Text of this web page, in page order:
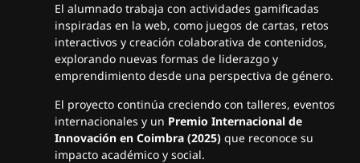
El alumnado trabaja con actividades gamificadas
inspiradas en la web, como juegos de cartas, retos
interactivos y creación colaborativa de contenidos,
explorando nuevas formas de liderazgo y
emprendimiento desde una perspectiva de género.
El proyecto continúa creciendo con talleres, eventos
internacionales y un Premio Internacional de
Innovación en Coimbra (2025)que reconoce su
impacto académico y social.